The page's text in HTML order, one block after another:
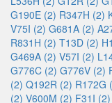
G190E (2) R347H (2)
V75I (2) G681A (2)
R831H (2) T13D (2)
G469A (2) V57I (2)
G776C (2) G776V (2)
(2) Q192R (2) R172G
(2) V600M (2) F31I (2)